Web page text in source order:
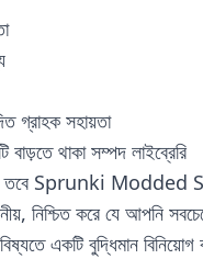
গ্রাহক সহায়তা
থাকা সম্পদ লাইব্রেরি
তবে Sprunki Modded
নিশ্চিত করে যে আপনি
একটি বুদ্ধিমান